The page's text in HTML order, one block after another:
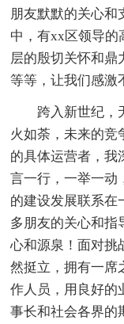
朋友默默的关心和
中，有xx区领导的
层的殷切关怀和鼎
等等，让我们感激
跨入新世纪，
火如荼，未来的竞
的具体运营者，我
言一行，一举一动
的建设发展联系在
多朋友的关心和指
心和源泉！面对挑
然挺立，拥有一席
作人员，用良好的
事长和社会各界的